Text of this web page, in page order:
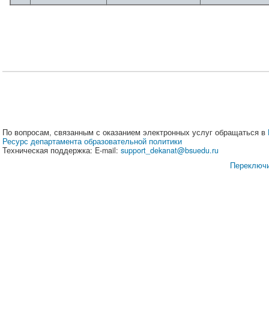
По вопросам, связанным с оказанием электронных услуг обращаться в
Ресурс департамента образовательной политики
Техническая поддержка: E-mail: support_dekanat@bsuedu.ru